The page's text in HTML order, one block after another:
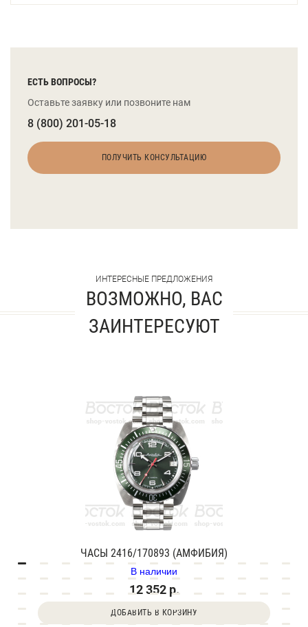
ЕСТЬ ВОПРОСЫ?
Оставьте заявку или позвоните нам
8 (800) 201-05-18
ПОЛУЧИТЬ КОНСУЛЬТАЦИЮ
ИНТЕРЕСНЫЕ ПРЕДЛОЖЕНИЯ
ВОЗМОЖНО, ВАС
ЗАИНТЕРЕСУЮТ
ЧАСЫ 2416/170893 (АМФИБИЯ)
В наличии
12 352 р.
ДОБАВИТЬ В КОРЗИНУ